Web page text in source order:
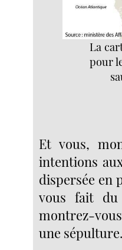
La
pour
Et vous,
intentions
dispersée en
vous fait du
montrez-
une sépulture.